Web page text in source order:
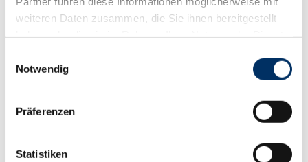
weiteren Daten zusammen, die Sie ihnen bereitgestellt
Notwendig
Präferenzen
Statistiken
05.05.2025 - Vernetzungsabend zur